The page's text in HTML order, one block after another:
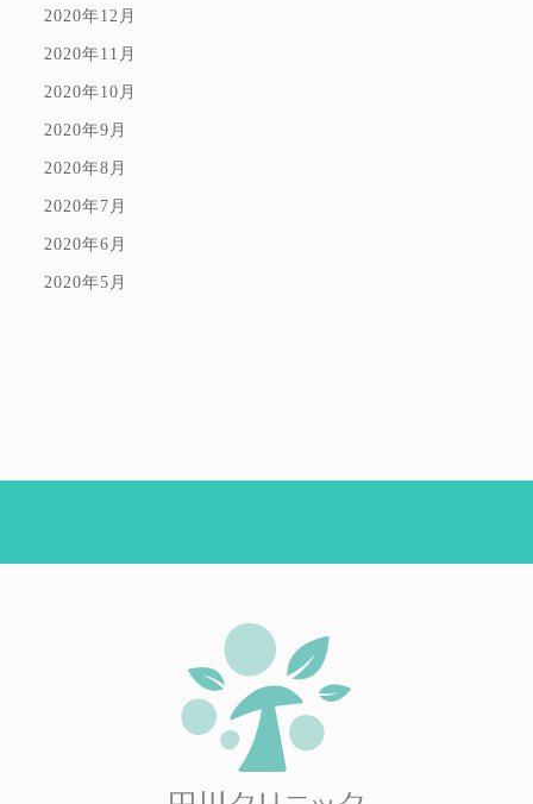
2020年12月
2020年11月
2020年10月
2020年9月
2020年8月
2020年7月
2020年6月
2020年5月